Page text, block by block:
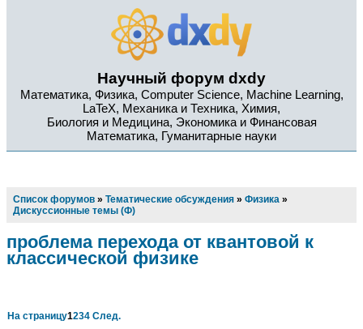
Научный форум dxdy
Математика, Физика, Computer Science, Machine Learning,
LaTeX, Механика и Техника, Химия,
Биология и Медицина, Экономика и Финансовая
Математика, Гуманитарные науки
Список форумов » Тематические обсуждения » Физика »
Дискуссионные темы (Ф)
проблема перехода от квантовой к
классической физике
На страницу1234 След.